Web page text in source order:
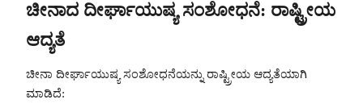
ಚೀನಾದ ದೀರ್ಘಾಯುಷ್ಯ ಸಂಶೋಧನೆ: ರಾಷ್ಟ್ರೀಯ
ಆದ್ಯತೆ
ಚೀನಾ ದೀರ್ಘಾಯುಷ್ಯ ಸಂಶೋಧನೆಯನ್ನು ರಾಷ್ಟ್ರೀಯ ಆದ್ಯತೆಯಾಗಿ
ಮಾಡಿದೆ: